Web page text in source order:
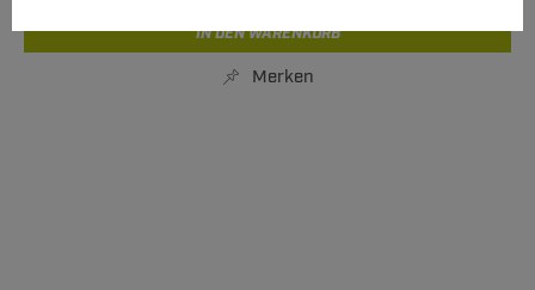
IN DEN WARENKORB
Merken